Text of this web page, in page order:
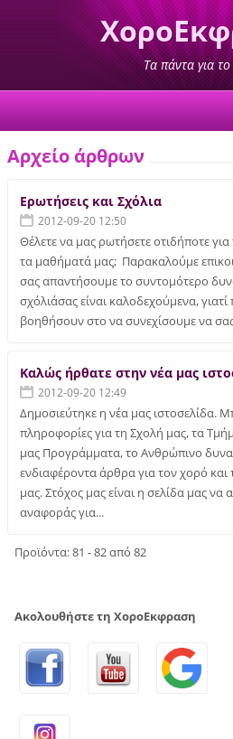
Τα πάντα για
Αρχείο άρθρων
Ερωτήσεις και Σχόλια
2012-09-20 12:50
Θέλετε να μας ρωτήσετε οτιδήποτε
τα μαθήματά μας; Παρακαλούμε
σας απαντήσουμε το συντομότερο
σχόλιάσας είναι καλοδεχούμενα,
βοηθήσουν στο να συνεχίσουμε να
Καλώς ήρθατε στην νέα μας
2012-09-20 12:49
Δημοσιεύτηκε η νέα μας ιστοσελίδα.
πληροφορίες για τη Σχολή μας, τα
μας Προγράμματα, το Ανθρώπινο
ενδιαφέροντα άρθρα για τον χορό και
μας. Στόχος μας είναι η σελίδα μας να
αναφοράς για...
Προϊόντα: 81 - 82 από 82
Ακολουθήστε τη ΧοροΕκφραση